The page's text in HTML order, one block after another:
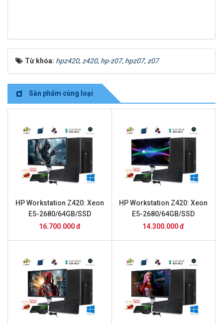
Từ khóa: hpz420, z420, hp-z07, hpz07, z07
Sản phẩm cùng loại
HP Workstation Z420: Xeon
E5-2680/64GB/SSD
240GB/K4200/24inch
16.700.000 đ
HP Workstation Z420: Xeon
E5-2680/64GB/SSD
240GB/K2000/24inch
14.300.000 đ